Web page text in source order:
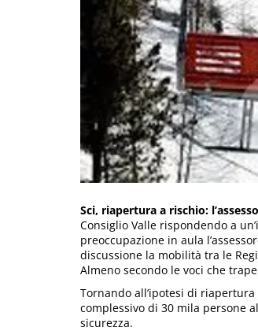
Sci, riapertura a rischio:
Consiglio Valle rispondendo a
preoccupazione in aula
discussione la mobilità tra le
Almeno secondo le voci che
Tornando all’ipotesi di
complessivo di 30 mila persone
sicurezza.